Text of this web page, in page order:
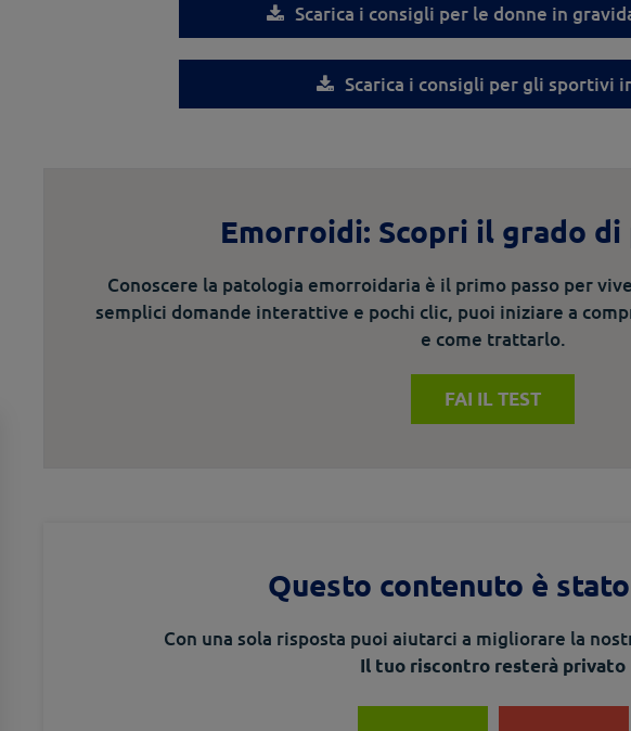
Scarica i consigli per le donne in
Scarica i consigli per gli sportivi
Emorroidi: Scopri il grado
Conoscere la patologia emorroidaria è il primo passo per
semplici domande interattive e pochi clic, puoi iniziare a
e come trattarlo.
FAI IL TEST
Questo contenuto è
Con una sola risposta puoi aiutarci a migliorare la
Il tuo riscontro resterà privato